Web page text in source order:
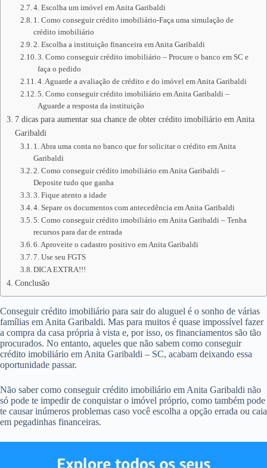
4. Escolha um imóvel em Anita Garibaldi
1. Como conseguir crédito imobiliário-Faça uma simulação de
crédito imobiliário
2. Escolha a instituição financeira em Anita Garibaldi
3. Como conseguir crédito imobiliário – Procure o banco em SC e
faça o pedido
4. Aguarde a avaliação de crédito e do imóvel em Anita Garibaldi
5. Como conseguir crédito imobiliário em Anita Garibaldi –
Aguarde a resposta da instituição
7 dicas para aumentar sua chance de obter crédito imobiliário em Anita
Garibaldi
1. Abra uma conta no banco que for solicitar o crédito em Anita
Garibaldi
2. Como conseguir crédito imobiliário em Anita Garibaldi –
Deposite tudo que ganha
3. Fique atento a idade
4. Separe os documentos com antecedência em Anita Garibaldi
5. Como conseguir crédito imobiliário em Anita Garibaldi – Tenha
recursos para dar de entrada
6. Aproveite o cadastro positivo em Anita Garibaldi
7. Use seu FGTS
DICA EXTRA!!!
Conclusão
Conseguir crédito imobiliário para sair do aluguel é o sonho de várias
famílias em Anita Garibaldi. Mas para muitos é quase impossível fazer
a compra da casa própria à vista e, por isso, os financiamentos são tão
procurados. No entanto, aqueles que não sabem como conseguir
crédito imobiliário em Anita Garibaldi – SC, acabam deixando essa
oportunidade passar.
Não saber como conseguir crédito imobiliário em Anita Garibaldi não
só pode te impedir de conquistar o imóvel próprio, como também pode
te causar inúmeros problemas caso você escolha a opção errada ou caia
em pegadinhas financeiras.